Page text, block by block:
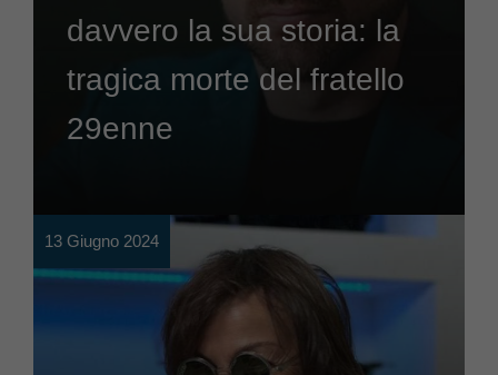
davvero la sua storia: la
tragica morte del fratello
29enne
13 Giugno 2024